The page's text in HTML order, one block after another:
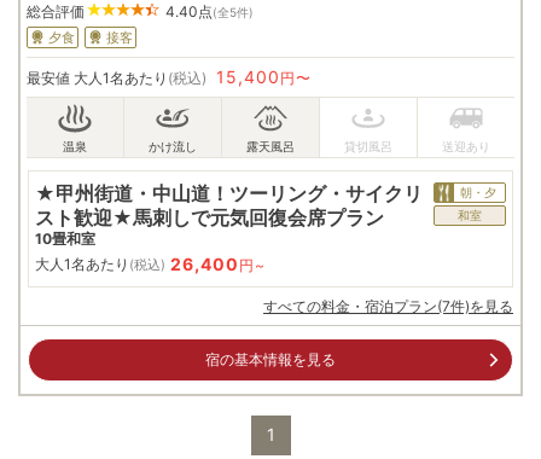
総合評価 4.40 点(全5件)
夕食 接客
最安値 大人1名あたり (税込) 15,400 円〜
★甲州街道・中山道！ツーリング・サイクリ
スト歓迎★馬刺しで元気回復会席プラン
10畳和室
朝・夕
和室
大人1名あたり (税込) 26,400 円~
すべての料金・宿泊プラン(7件)を見る
宿の基本情報を見る
1